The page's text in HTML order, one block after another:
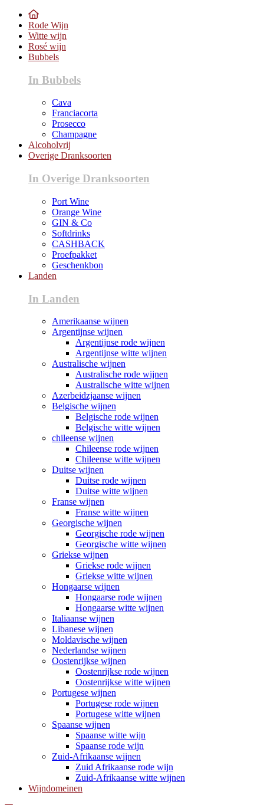
Rode Wijn
Witte wijn
Rosé wijn
Bubbels
In Bubbels
Cava
Franciacorta
Prosecco
Champagne
Alcoholvrij
Overige Dranksoorten
In Overige Dranksoorten
Port Wine
Orange Wine
GIN & Co
Softdrinks
CASHBACK
Proefpakket
Geschenkbon
Landen
In Landen
Amerikaanse wijnen
Argentijnse wijnen
Argentijnse rode wijnen
Argentijnse witte wijnen
Australische wijnen
Australische rode wijnen
Australische witte wijnen
Azerbeidzjaanse wijnen
Belgische wijnen
Belgische rode wijnen
Belgische witte wijnen
chileense wijnen
Chileense rode wijnen
Chileense witte wijnen
Duitse wijnen
Duitse rode wijnen
Duitse witte wijnen
Franse wijnen
Franse witte wijnen
Georgische wijnen
Georgische rode wijnen
Georgische witte wijnen
Griekse wijnen
Griekse rode wijnen
Griekse witte wijnen
Hongaarse wijnen
Hongaarse rode wijnen
Hongaarse witte wijnen
Italiaanse wijnen
Libanese wijnen
Moldavische wijnen
Nederlandse wijnen
Oostenrijkse wijnen
Oostenrijkse rode wijnen
Oostenrijkse witte wijnen
Portugese wijnen
Portugese rode wijnen
Portugese witte wijnen
Spaanse wijnen
Spaanse witte wijn
Spaanse rode wijn
Zuid-Afrikaanse wijnen
Zuid Afrikaanse rode wijn
Zuid-Afrikaanse witte wijnen
Wijndomeinen